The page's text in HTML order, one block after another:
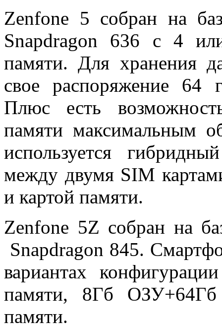
Zenfone 5 собран на
Snapdragon 636 с 4
памяти. Для хранения
свое распоряжение 64
Плюс есть
памяти максимальным
используется
между двумя SIM
и картой памяти.
Zenfone 5Z собран на
Snapdragon 845.
вариантах
памяти, 8Гб
памяти.